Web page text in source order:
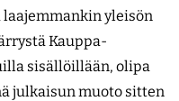
yleisön
Kauppa­
sisällöillään, olipa
julkaisun muoto sitten